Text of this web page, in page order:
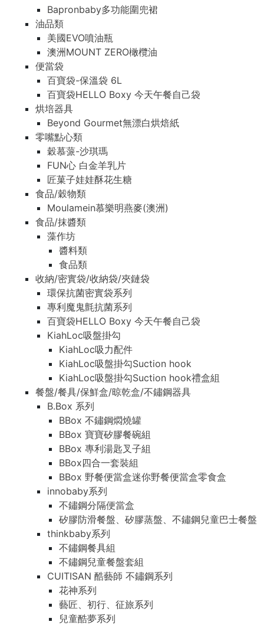
Bapronbaby多功能圍兜裙
油品類
美國EVO噴油瓶
澳洲MOUNT ZERO橄欖油
便當袋
百寶袋-保溫袋 6L
百寶袋HELLO Boxy 今天午餐自己袋
烘培器具
Beyond Gourmet無漂白烘焙紙
零嘴點心類
穀慕蒎-沙琪瑪
FUN心 白金羊乳片
匠菓子娃娃酥花生糖
食品/穀物類
Moulamein慕樂明燕麥(澳洲)
食品/抹醬類
藻作坊
醬料類
食品類
收納/密實袋/收納袋/夾鏈袋
環保抗菌密實袋系列
專利魔鬼氈抗菌系列
百寶袋HELLO Boxy 今天午餐自己袋
KiahLoc吸盤掛勾
KiahLoc吸力配件
KiahLoc吸盤掛勾Suction hook
KiahLoc吸盤掛勾Suction hook禮盒組
餐盤/餐具/保鮮盒/晾乾盒/不鏽鋼器具
B.Box 系列
BBox 不鏽鋼燜燒罐
BBox 寶寶矽膠餐碗組
BBox 專利湯匙叉子組
BBox四合一套裝組
BBox 野餐便當盒迷你野餐便當盒零食盒
innobaby系列
不鏽鋼分隔便當盒
矽膠防滑餐盤、矽膠蒸盤、不鏽鋼兒童巴士餐盤
thinkbaby系列
不鏽鋼餐具組
不鏽鋼兒童餐盤套組
CUITISAN 酷藝師 不鏽鋼系列
花神系列
藝匠、初行、征旅系列
兒童酷夢系列